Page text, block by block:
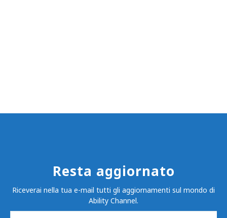
Resta aggiornato
Riceverai nella tua e-mail tutti gli aggiornamenti sul mondo di
Ability Channel.